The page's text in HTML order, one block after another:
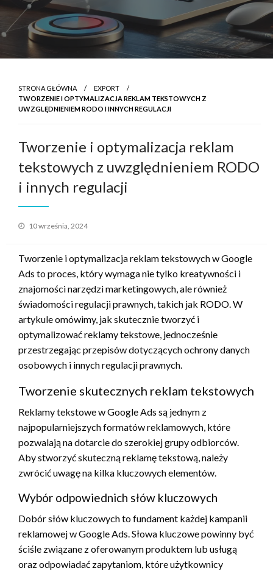
STRONA GŁÓWNA
EXPORT
TWORZENIE I OPTYMALIZACJA REKLAM TEKSTOWYCH Z
UWZGLĘDNIENIEM RODO I INNYCH REGULACJI
Tworzenie i optymalizacja reklam
tekstowych z uwzględnieniem RODO
i innych regulacji
Opublikowane
10 września, 2024
Tworzenie i optymalizacja reklam tekstowych w Google
Ads to proces, który wymaga nie tylko kreatywności i
znajomości narzędzi marketingowych, ale również
świadomości regulacji prawnych, takich jak RODO. W
artykule omówimy, jak skutecznie tworzyć i
optymalizować reklamy tekstowe, jednocześnie
przestrzegając przepisów dotyczących ochrony danych
osobowych i innych regulacji prawnych.
Tworzenie skutecznych reklam tekstowych
Reklamy tekstowe w Google Ads są jednym z
najpopularniejszych formatów reklamowych, które
pozwalają na dotarcie do szerokiej grupy odbiorców.
Aby stworzyć skuteczną reklamę tekstową, należy
zwrócić uwagę na kilka kluczowych elementów.
Wybór odpowiednich słów kluczowych
Dobór słów kluczowych to fundament każdej kampanii
reklamowej w Google Ads. Słowa kluczowe powinny być
ściśle związane z oferowanym produktem lub usługą
oraz odpowiadać zapytaniom, które użytkownicy